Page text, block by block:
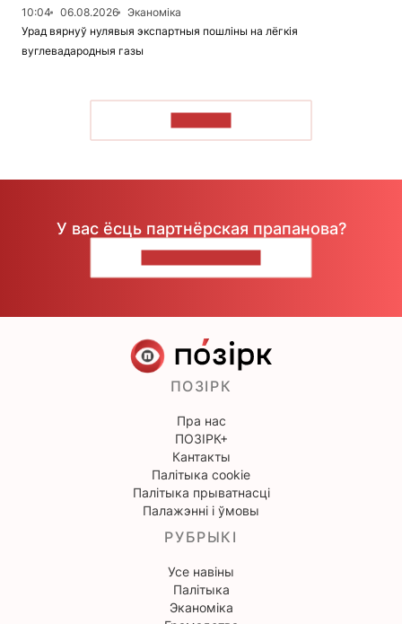
10:04
06.08.2026
Эканоміка
Урад вярнуў нулявыя экспартныя пошліны на лёгкія
вуглевадародныя газы
У вас ёсць партнёрская прапанова?
ПОЗІРК
Пра нас
ПОЗІРК+
Кантакты
Палітыка cookie
Палітыка прыватнасці
Палажэнні і ўмовы
РУБРЫКІ
Усе навіны
Палітыка
Эканоміка